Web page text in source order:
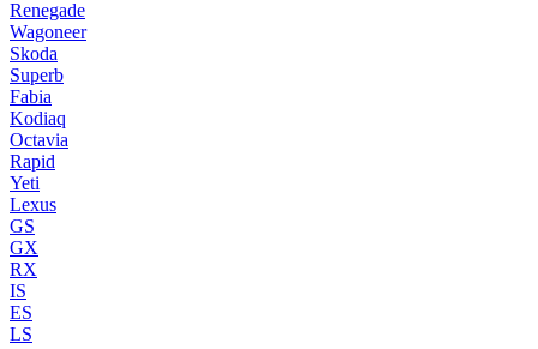
Renegade
Wagoneer
Skoda
Superb
Fabia
Kodiaq
Octavia
Rapid
Yeti
Lexus
GS
GX
RX
IS
ES
LS